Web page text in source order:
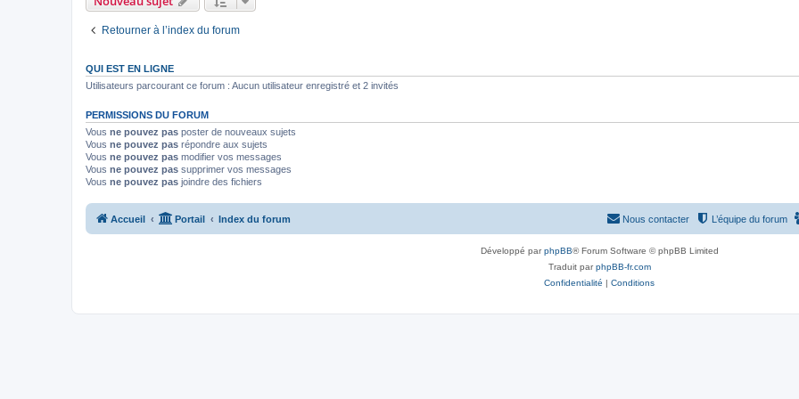
s
s
Retourner à l’index du forum
QUI EST EN LIGNE
Utilisateurs parcourant ce forum : Aucun utilisateur enregistré et 2 invités
PERMISSIONS DU FORUM
Vous ne pouvez pas poster de nouveaux sujets
Vous ne pouvez pas répondre aux sujets
Vous ne pouvez pas modifier vos messages
Vous ne pouvez pas supprimer vos messages
Vous ne pouvez pas joindre des fichiers
Accueil Portail Index du forum L’équipe du forum
Nous contacter
Développé parphpBB® Forum Software © phpBB Limited
Traduit parphpBB-fr.com
Confidentialité | Conditions